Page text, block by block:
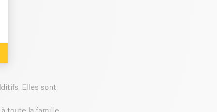
Elles sont
toute la famille.